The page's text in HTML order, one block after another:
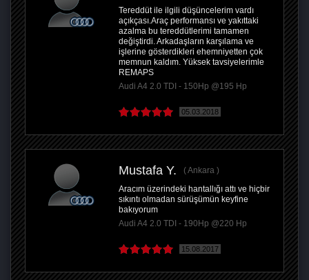
Tereddüt ile ilgili düşüncelerim vardı
açıkçası.Araç performansı ve yakıttaki
azalma bu tereddütlerimi tamamen
değiştirdi. Arkadaşların karşılama ve
işlerine gösterdikleri ehemniyetten çok
memnun kaldım. Yüksek tavsiyelerimle
REMAPS
Audi A4 2.0 TDI - 150Hp @195 Hp
05.03.2018
Mustafa Y.
Ankara
Aracım üzerindeki hantallığı attı ve hiçbir
sıkıntı olmadan sürüşümün keyfine
bakıyorum
Audi A4 2.0 TDI - 190Hp @220 Hp
15.08.2017